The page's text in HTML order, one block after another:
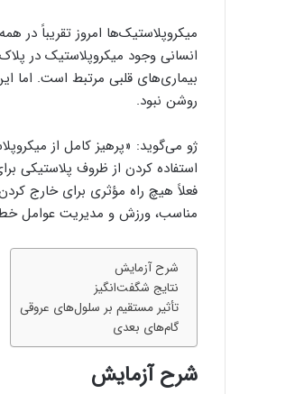
میکروپلاستیک‌ها امروز تقریباً
انسانی وجود میکروپلاستیک در
بیماری‌های قلبی مرتبط است. اما
روشن نبود.
ژو می‌گوید: «پرهیز کامل از
استفاده کردن از ظروف پلاستیکی
فعلاً هیچ راه مؤثری برای خارج
مناسب، ورزش و مدیریت عوامل
شرح آزمایش
نتایج شگفت‌انگیز
تأثیر مستقیم بر سلول‌های عروقی
گام‌های بعدی
شرح آزمایش